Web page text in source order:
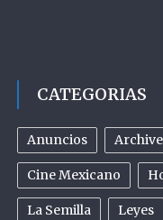
CATEGORIAS
Anuncios
Cine Mexicano
La Semilla Leyes